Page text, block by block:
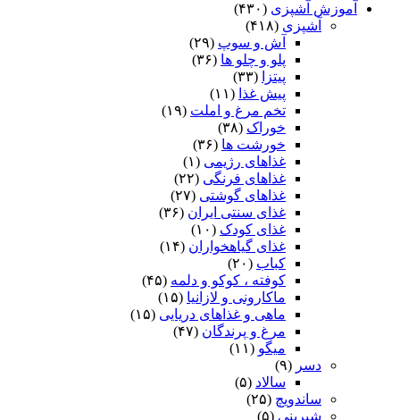
آموزش آشپزی (۴۳۰)
آشپزی (۴۱۸)
آش و سوپ (۲۹)
پلو و چلو ها (۳۶)
پیتزا
(۳۳)
پیش غذا (۱۱)
تخم مرغ و املت (۱۹)
خوراک (۳۸)
خورشت ها (۳۶)
غذاهای رژیمی (۱)
غذاهای فرنگی (۲۲)
غذاهای گوشتی (۲۷)
غذای سنتی ایران (۳۶)
غذای کودک (۱۰)
غذای گیاهخواران (۱۴)
کباب (۲۰)
کوفته ، کوکو و دلمه (۴۵)
ماکارونی و لازانیا (۱۵)
ماهی و غذاهای دریایی (۱۵)
مرغ و پرندگان (۴۷)
میگو (۱۱)
دسر (۹)
سالاد (۵)
ساندویچ (۲۵)
شیرینی (۵)